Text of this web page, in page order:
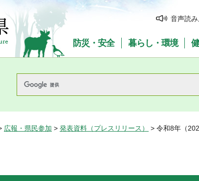
長野県Nagano Prefecture
音声読
防災・安全 暮らし・環境
広報・県民参加 > 発表資料（プレスリリース） > 令和8年（